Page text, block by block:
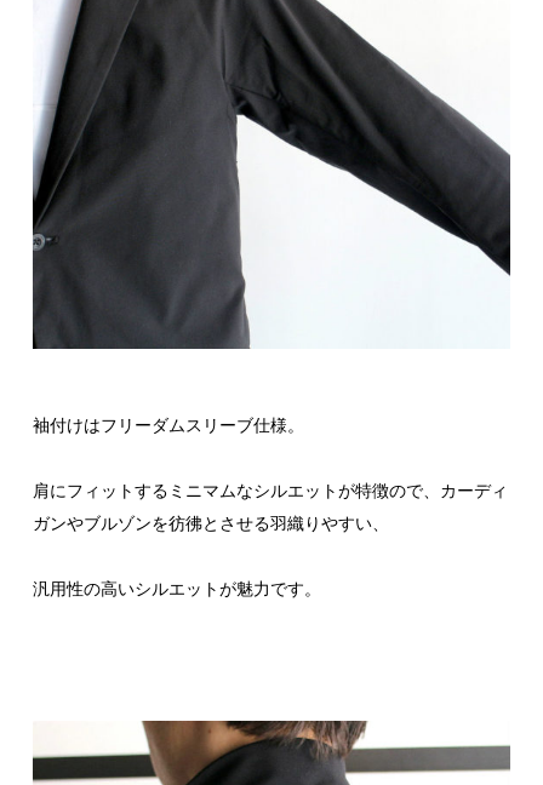
袖付けはフリーダムスリーブ仕様。
肩にフィットするミニマムなシルエットが特徴ので、カーディ
ガンやブルゾンを彷彿とさせる羽織りやすい、
汎用性の高いシルエットが魅力です。